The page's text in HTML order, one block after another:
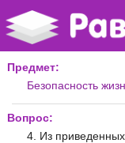
Предмет:
Безопасность
Вопрос:
4. Из